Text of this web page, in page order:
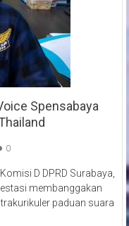
Spensabaya
0
D DPRD Surabaya,
membanggakan
paduan suara